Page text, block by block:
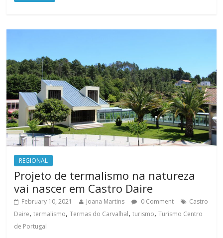
REGIONAL
Projeto de termalismo na natureza
vai nascer em Castro Daire
February 10, 2021 Joana Martins 0 Comment
Castro
Daire,termalismo,Termas do Carvalhal,turismo,Turismo Centro
de Portugal